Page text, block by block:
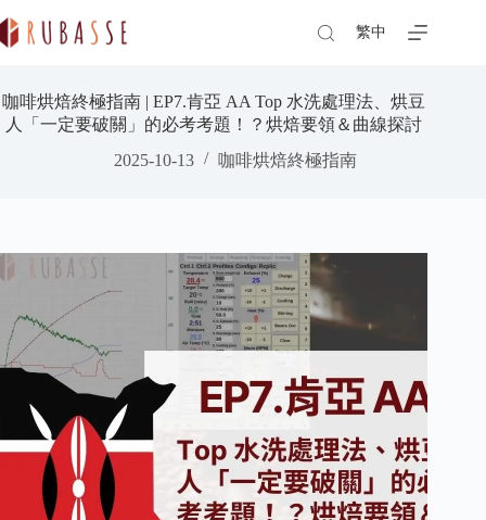
to
content
繁中
咖啡烘焙終極指南 | EP7.肯亞 AA Top 水洗處理法、烘豆
人「一定要破關」的必考考題！？烘焙要領＆曲線探討
2025-10-13
咖啡烘焙終極指南